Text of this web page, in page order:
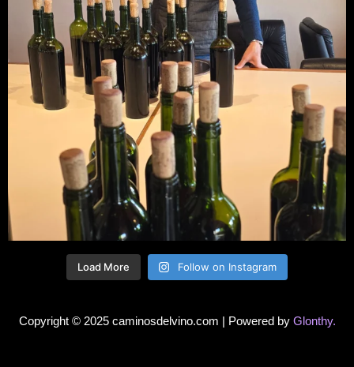
Load More Follow on Instagram
Copyright © 2025 caminosdelvino.com | Powered by Glonthy.